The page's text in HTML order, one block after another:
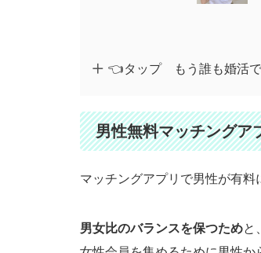
👈タップ もう誰も婚活で
男性無料マッチングア
マッチングアプリで男性が有料
男女比のバランスを保つためと、